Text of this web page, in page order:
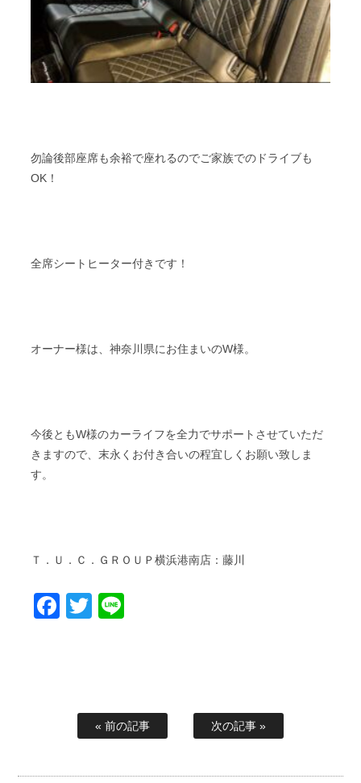
勿論後部座席も余裕で座れるのでご家族でのドライブも
OK！
全席シートヒーター付きです！
オーナー様は、神奈川県にお住まいのW様。
今後ともW様のカーライフを全力でサポートさせていただ
きますので、末永くお付き合いの程宜しくお願い致しま
す。
Ｔ．Ｕ．Ｃ．ＧＲＯＵＰ横浜港南店：藤川
Facebook
Twitter
« 前の記事 次の記事 »